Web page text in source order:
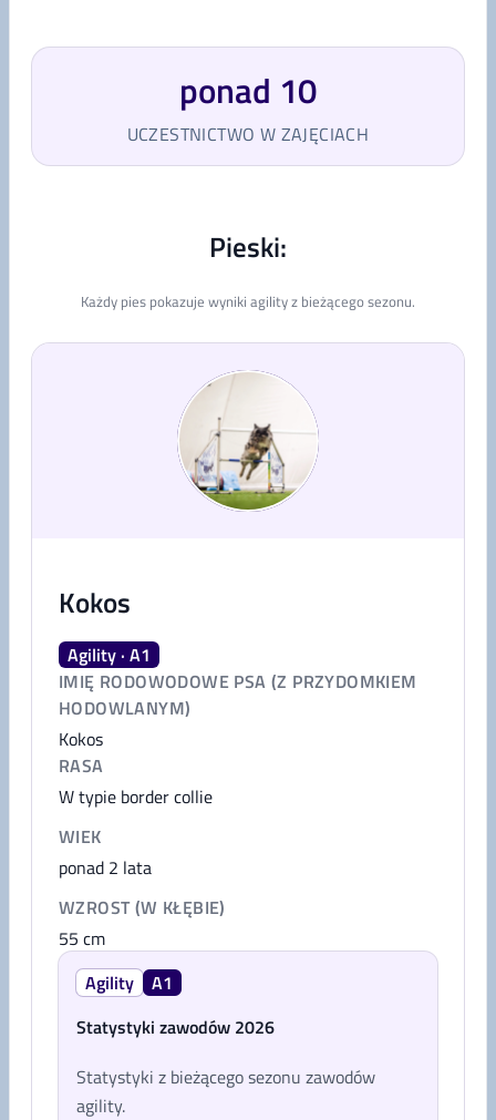
ponad 10
UCZESTNICTWO W ZAJĘCIACH
Pieski:
Każdy pies pokazuje wyniki agility z bieżącego sezonu.
Kokos
Agility · A1
IMIĘ RODOWODOWE PSA (Z PRZYDOMKIEM
HODOWLANYM)
Kokos
RASA
W typie border collie
WIEK
ponad 2 lata
WZROST (W KŁĘBIE)
55 cm
Agility
A1
Statystyki zawodów 2026
Statystyki z bieżącego sezonu zawodów
agility.